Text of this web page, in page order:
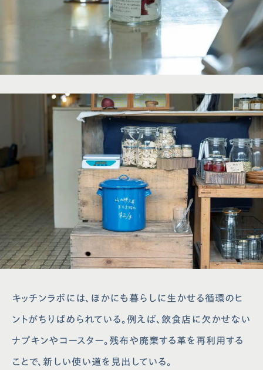
会社概要
クリンスイ通販サイト
キッチンラボには、ほかにも暮らしに生かせる循環のヒ
ントがちりばめられている。例えば、飲食店に欠かせない
ナプキンやコースター。残布や廃棄する革を再利用する
ことで、新しい使い道を見出している。